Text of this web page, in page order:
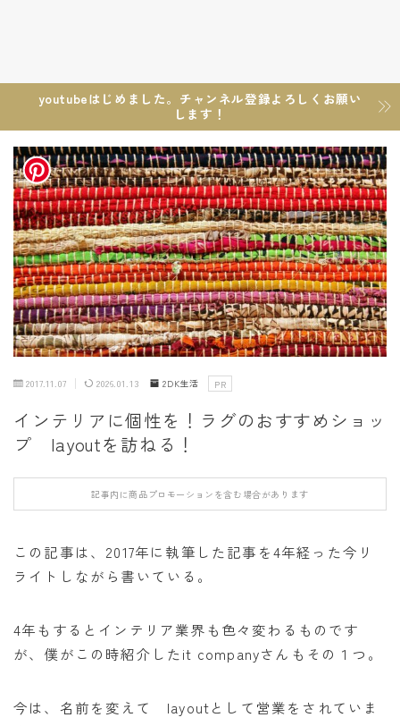
youtubeはじめました。チャンネル登録よろしくお願い
します！
2017.11.07 2026.01.13 2DK生活 PR
インテリアに個性を！ラグのおすすめショッ
プ layoutを訪ねる！
記事内に商品プロモーションを含む場合があります
この記事は、2017年に執筆した記事を4年経った今リ
ライトしながら書いている。
4年もするとインテリア業界も色々変わるものです
が、僕がこの時紹介したit companyさんもその１つ。
今は、名前を変えて layoutとして営業をされていま